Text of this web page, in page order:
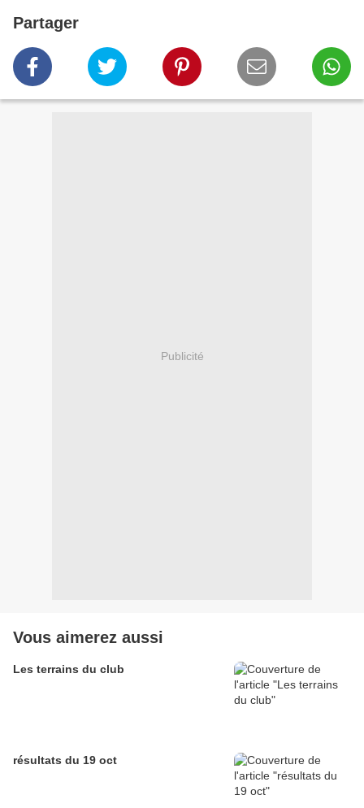
Partager
Publicité
Vous aimerez aussi
Les terrains du club
résultats du 19 oct